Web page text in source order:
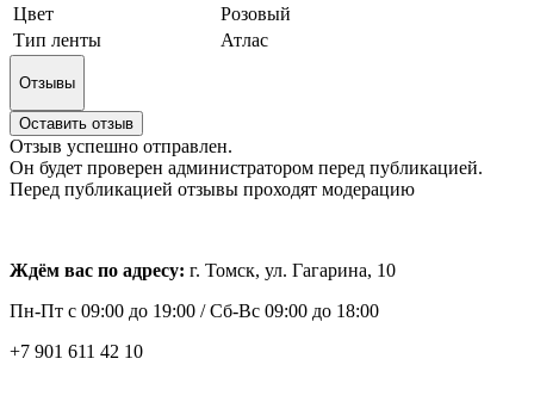
Цвет
Розовый
Тип ленты
Атлас
Отзывы
Оставить отзыв
Отзыв успешно отправлен.
Он будет проверен администратором перед публикацией.
Перед публикацией отзывы проходят модерацию
Ждём вас по адресу: г. Томск, ул. Гагарина, 10
Пн-Пт с 09:00 до 19:00 /Сб-Вс 09:00 до 18:00
+7 901 611 42 10